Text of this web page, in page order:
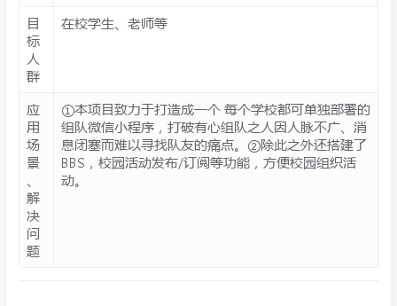
目
标
人
群
在校学生、老师等
应
用
场
景
、
解
决
问
题
①本项目致力于打造成一个 每个学校都可单独部署的
组队微信小程序，打破有心组队之人因人脉不广、消
息闭塞而难以寻找队友的痛点。②除此之外还搭建了
BBS，校园活动发布/订阅等功能，方便校园组织活
动。